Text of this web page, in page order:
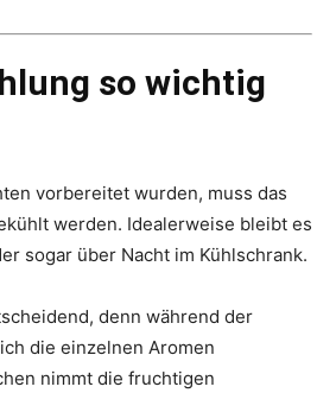
so wichtig
vorbereitet wurden, muss das
werden. Idealerweise bleibt es
sogar über Nacht im Kühlschrank.
denn während der
die einzelnen Aromen
nimmt die fruchtigen